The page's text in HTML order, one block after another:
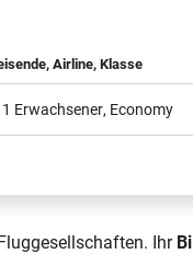
Airline, Klasse
1 Erwachsener, Economy
Ihr